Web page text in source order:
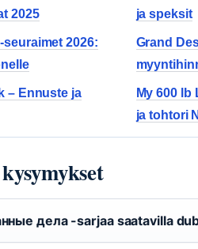
2025
ja speksit
2026:
Grand
– Ennuste ja
My 600
ja tohtori
дела -sarjaa saatavilla